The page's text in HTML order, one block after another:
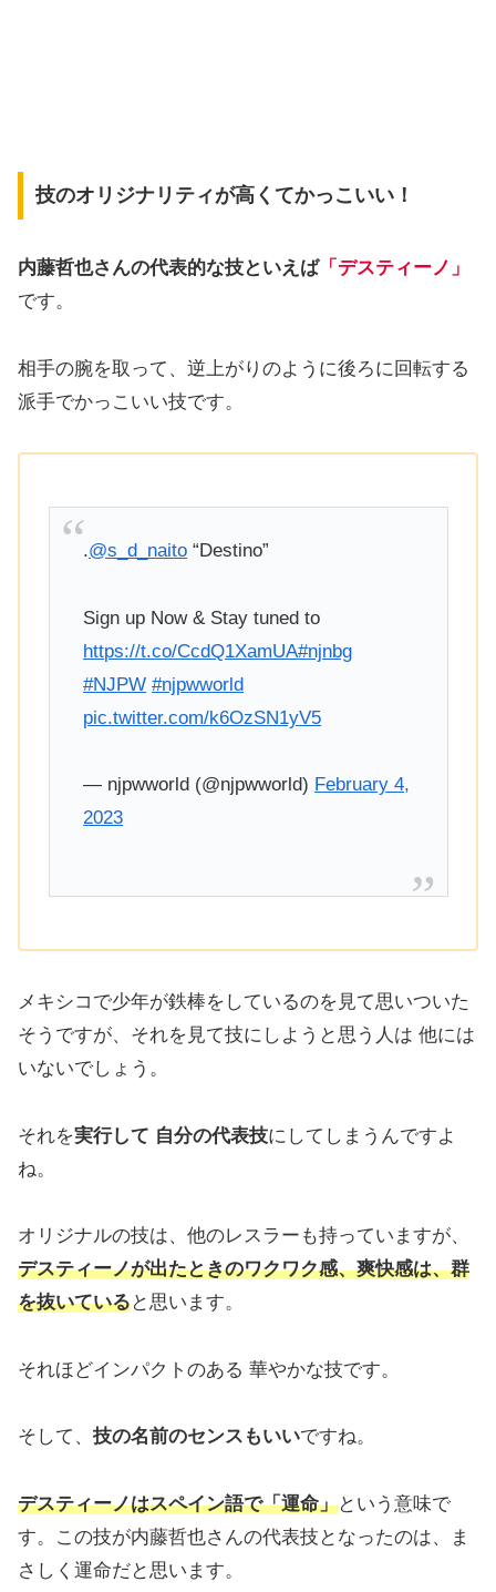
技のオリジナリティが高くてかっこいい！
内藤哲也さんの代表的な技といえば「デスティーノ」
です。
相手の腕を取って、逆上がりのように後ろに回転する
派手でかっこいい技です。
.@s_d_naito “Destino”
Sign up Now & Stay tuned to
https://t.co/CcdQ1XamUA#njnbg
#NJPW #njpwworld
pic.twitter.com/k6OzSN1yV5
— njpwworld (@njpwworld) February 4,
2023
メキシコで少年が鉄棒をしているのを見て思いついた
そうですが、それを見て技にしようと思う人は 他には
いないでしょう。
それを実行して 自分の代表技にしてしまうんですよ
ね。
オリジナルの技は、他のレスラーも持っていますが、
デスティーノが出たときのワクワク感、爽快感は、群
を抜いていると思います。
それほどインパクトのある 華やかな技です。
そして、 技の名前のセンスもいいですね。
デスティーノはスペイン語で「運命」という意味で
す。この技が内藤哲也さんの代表技となったのは、ま
さしく運命だと思います。